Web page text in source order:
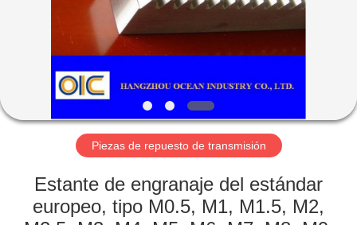
SOBRE
NOSOTROS
VIAJE
FÁBRICA
Piezas de repuesto de transmisión
Estante de engranaje del estándar
europeo, tipo M0.5, M1, M1.5, M2,